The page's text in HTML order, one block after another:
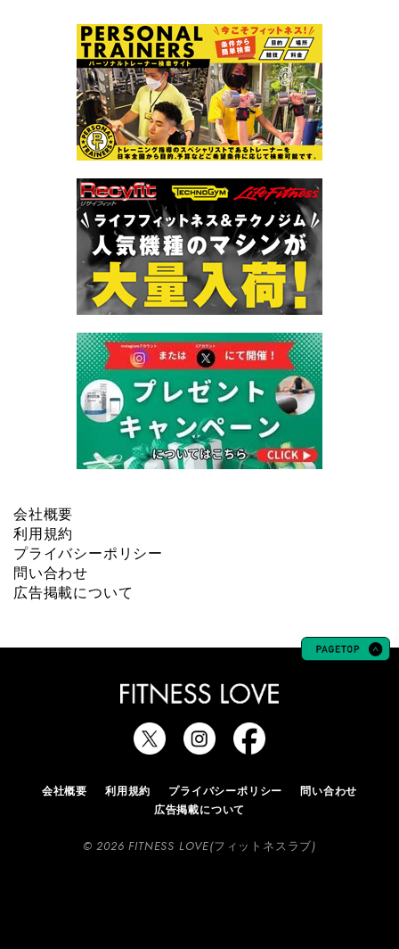
会社概要
利用規約
プライバシーポリシー
問い合わせ
広告掲載について
会社概要 利用規約 プライバシーポリシー
問い合わせ
広告掲載について
© 2026 FITNESS LOVE(フィットネスラブ)